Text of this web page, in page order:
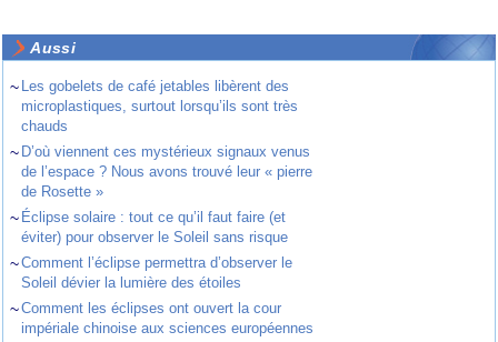
Aussi
~ Les gobelets de café jetables libèrent des
microplastiques, surtout lorsqu’ils sont très
chauds
~ D’où viennent ces mystérieux signaux venus
de l’espace ? Nous avons trouvé leur « pierre
de Rosette »
~ Éclipse solaire : tout ce qu’il faut faire (et
éviter) pour observer le Soleil sans risque
~Comment l’éclipse permettra d’observer le
Soleil dévier la lumière des étoiles
~Comment les éclipses ont ouvert la cour
impériale chinoise aux sciences européennes